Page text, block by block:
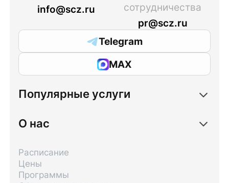
info@scz.ru
сотрудничества
pr@scz.ru
Telegram
MAX
Популярные услуги
О нас
Расписание
Цены
Программы